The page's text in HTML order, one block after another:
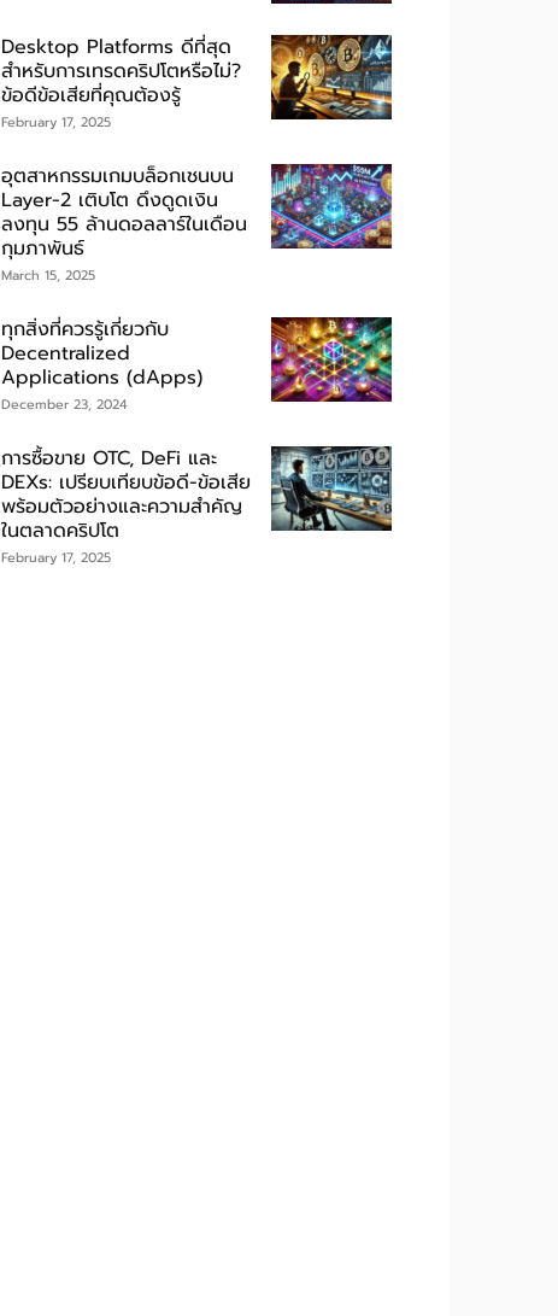
Desktop Platforms ดีที่สุด
สำหรับการเทรดคริปโตหรือไม่?
ข้อดีข้อเสียที่คุณต้องรู้
February 17, 2025
อุตสาหกรรมเกมบล็อกเชนบน
Layer-2 เติบโต ดึงดูดเงิน
ลงทุน 55 ล้านดอลลาร์ในเดือน
กุมภาพันธ์
March 15, 2025
ทุกสิ่งที่ควรรู้เกี่ยวกับ
Decentralized
Applications (dApps)
December 23, 2024
การซื้อขาย OTC, DeFi และ
DEXs: เปรียบเทียบข้อดี-ข้อเสีย
พร้อมตัวอย่างและความสำคัญ
ในตลาดคริปโต
February 17, 2025